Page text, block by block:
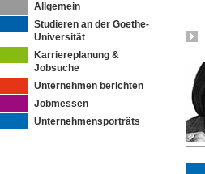
Allgemein
Studieren an der Goethe-
Universität
Karriereplanung &
Jobsuche
Unternehmen berichten
Jobmessen
Unternehmensporträts